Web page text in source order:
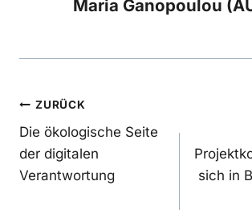
Maria Ganopoulou
Beitragsnavigation
ZURÜCK
Die ökologische Seite
der digitalen
Verantwortung
sich in